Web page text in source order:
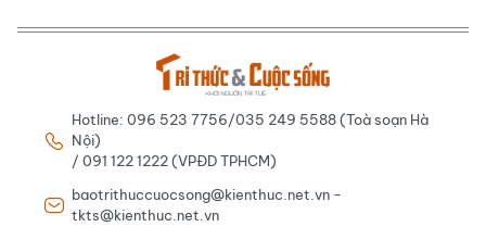
Hotline: 096 523 7756/035 249 5588 (Toà soạn Hà
Nội)
/ 091 122 1222 (VPĐD TPHCM)
baotrithuccuocsong@kienthuc.net.vn -
tkts@kienthuc.net.vn